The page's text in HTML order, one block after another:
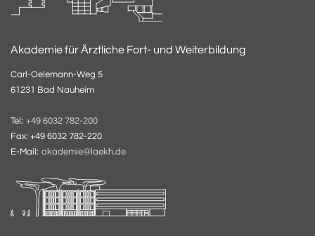
Akademie für Ärztliche Fort- und Weiterbildung
Carl-Oelemann-Weg 5
61231 Bad Nauheim
Tel: +49 6032 782-200
Fax: +49 6032 782-220
E-Mail: akademie@laekh.de